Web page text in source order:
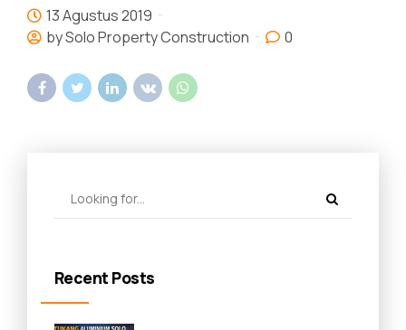
13 Agustus 2019
by Solo Property Construction
0
Recent Posts